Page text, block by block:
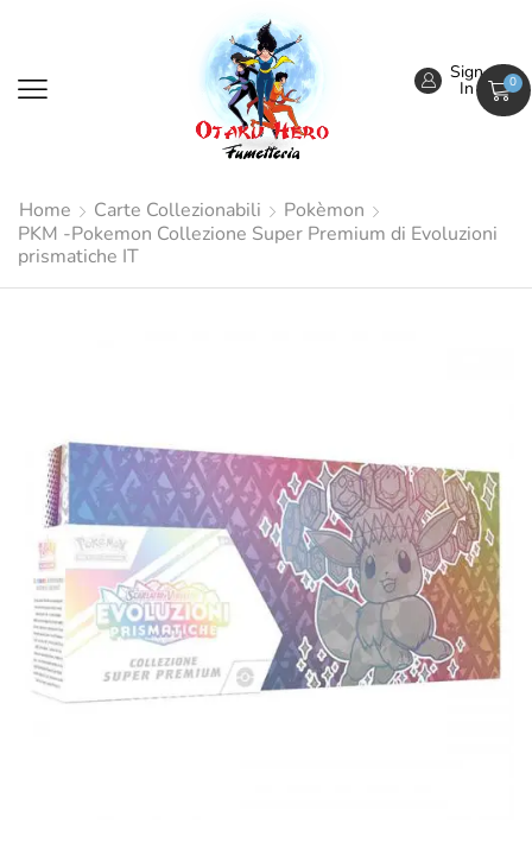
Sign
In 0
Home Carte Collezionabili
Pokèmon
PKM -Pokemon Collezione Super Premium di Evoluzioni
prismatiche IT